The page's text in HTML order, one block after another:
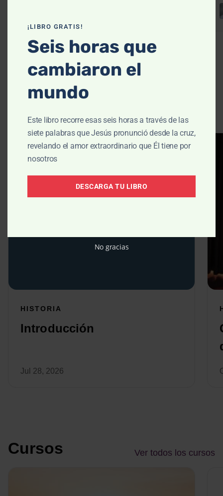
Abre la Biblia - la
Historia
sesiones
HISTORIA
Introducción
Jul 28, 2026
Cursos Ver todos los cursos
¡LIBRO GRATIS!
Seis horas que
cambiaron el
mundo
Este libro recorre esas seis horas a través de las
siete palabras que Jesús pronunció desde la cruz,
revelando el amor extraordinario que Él tiene por
nosotros
DESCARGA TU LIBRO
No gracias